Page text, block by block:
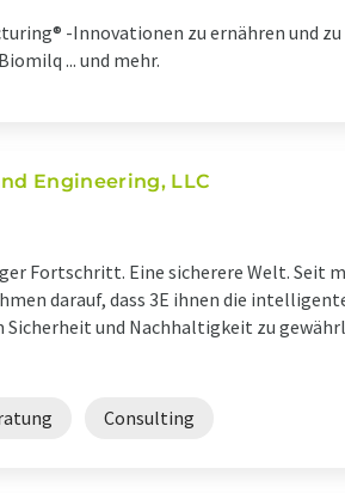
-Innovationen zu ernähren und zu
... und mehr.
Engineering, LLC
Fortschritt. Eine sicherere Welt. Seit
darauf, dass 3E ihnen die
und Nachhaltigkeit zu
Consulting